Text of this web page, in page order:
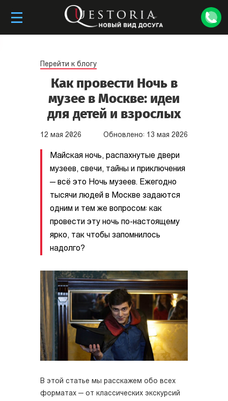
Перейти к блогу
Как провести Ночь в
музее в Москве: идеи
для детей и взрослых
12 мая 2026 Обновлено: 13 мая 2026
Майская ночь, распахнутые двери
музеев, свечи, тайны и приключения
— всё это Ночь музеев. Ежегодно
тысячи людей в Москве задаются
одним и тем же вопросом: как
провести эту ночь по-настоящему
ярко, так чтобы запомнилось
надолго?
В этой статье мы расскажем обо всех
форматах — от классических экскурсий